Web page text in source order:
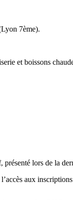
7ème).
et boissons
lors de la
aux